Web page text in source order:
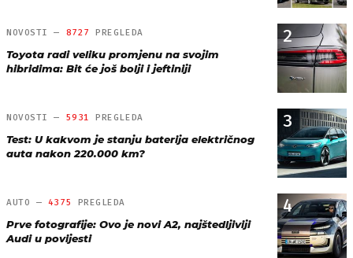
2
NOVOSTI — 8727 PREGLEDA
Toyota radi veliku promjenu na svojim
hibridima: Bit će još bolji i jeftiniji
3
NOVOSTI — 5931 PREGLEDA
Test: U kakvom je stanju baterija električnog
auta nakon 220.000 km?
4
AUTO — 4375 PREGLEDA
Prve fotografije: Ovo je novi A2, najštedljiviji
Audi u povijesti